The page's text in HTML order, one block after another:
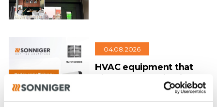
04.08.2026
HVAC equipment that
gives you an edge in
Design, performance, and